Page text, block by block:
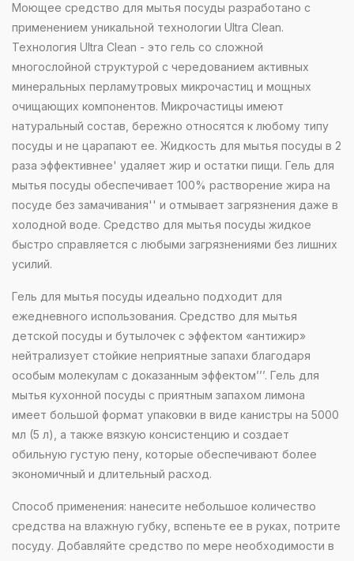
Моющее средство для мытья посуды разработано с
применением уникальной технологии Ultra Clean.
Технология Ultra Clean - это гель со сложной
многослойной структурой с чередованием активных
минеральных перламутровых микрочастиц и мощных
очищающих компонентов. Микрочастицы имеют
натуральный состав, бережно относятся к любому типу
посуды и не царапают ее. Жидкость для мытья посуды в 2
раза эффективнее' удаляет жир и остатки пищи. Гель для
мытья посуды обеспечивает 100% растворение жира на
посуде без замачивания'' и отмывает загрязнения даже в
холодной воде. Средство для мытья посуды жидкое
быстро справляется с любыми загрязнениями без лишних
усилий.
Гель для мытья посуды идеально подходит для
ежедневного использования. Средство для мытья
детской посуды и бутылочек с эффектом «антижир»
нейтрализует стойкие неприятные запахи благодаря
особым молекулам с доказанным эффектом’’’. Гель для
мытья кухонной посуды с приятным запахом лимона
имеет большой формат упаковки в виде канистры на 5000
мл (5 л), а также вязкую консистенцию и создает
обильную густую пену, которые обеспечивают более
экономичный и длительный расход.
Способ применения: нанесите небольшое количество
средства на влажную губку, вспеньте ее в руках, потрите
посуду. Добавляйте средство по мере необходимости в